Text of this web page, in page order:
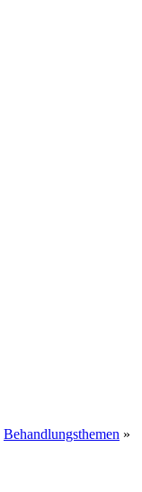
Behandlungsthemen »